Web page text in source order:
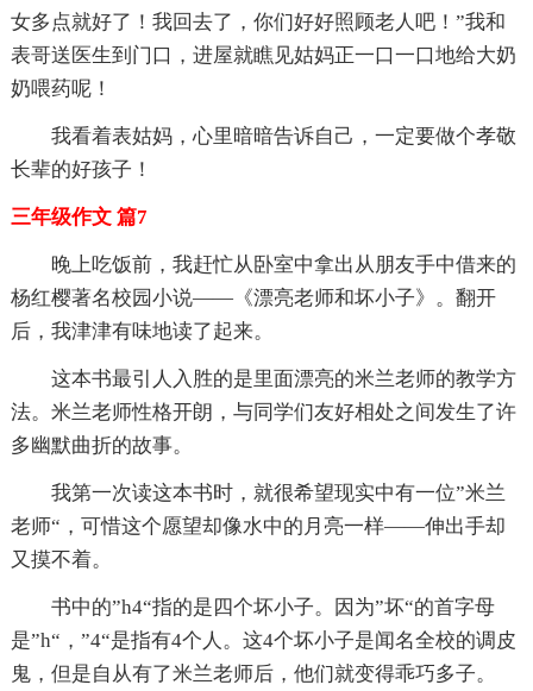
女多点就好了！我回去了，你们好好照顾老人吧！”我和
表哥送医生到门口，进屋就瞧见姑妈正一口一口地给大奶
奶喂药呢！
我看着表姑妈，心里暗暗告诉自己，一定要做个孝敬
长辈的好孩子！
三年级作文 篇7
晚上吃饭前，我赶忙从卧室中拿出从朋友手中借来的
杨红樱著名校园小说——《漂亮老师和坏小子》。翻开
后，我津津有味地读了起来。
这本书最引人入胜的是里面漂亮的米兰老师的教学方
法。米兰老师性格开朗，与同学们友好相处之间发生了许
多幽默曲折的故事。
我第一次读这本书时，就很希望现实中有一位”米兰
老师“，可惜这个愿望却像水中的月亮一样——伸出手却
又摸不着。
书中的”h4“指的是四个坏小子。因为”坏“的首字母
是”h“，”4“是指有4个人。这4个坏小子是闻名全校的调皮
鬼，但是自从有了米兰老师后，他们就变得乖巧多子。